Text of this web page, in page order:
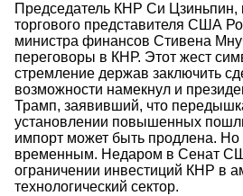
Председатель КНР Си Цзиньпин,
торгового представителя США
министра финансов Стивена
переговоры в КНР. Этот жест
стремление держав заключить
возможности намекнул и
Трамп, заявивший, что
установлении повышенных
импорт может быть продлена. Но
временным. Недаром в Сенат
ограничении инвестиций КНР в
технологический сектор.